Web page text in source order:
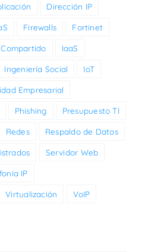
Dirección IP
Firewalls Fortinet
IaaS
Ingeniería Social IoT
Empresarial
Phishing Presupuesto TI
Redes Respaldo de Datos
Servidor Web
IP
Virtualización VoIP